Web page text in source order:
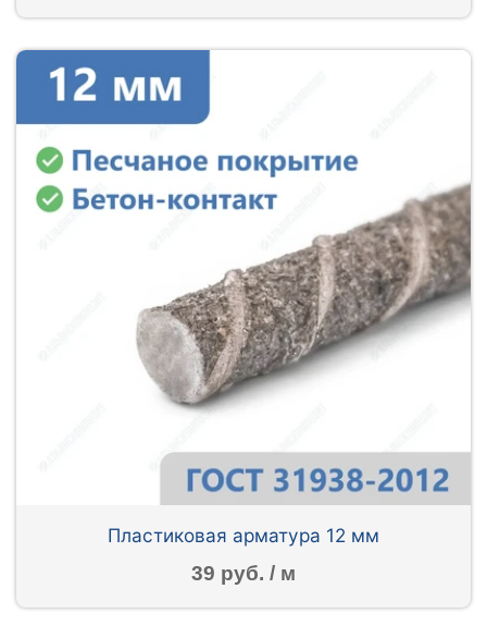
Пластиковая арматура 12 мм
39 руб. / м